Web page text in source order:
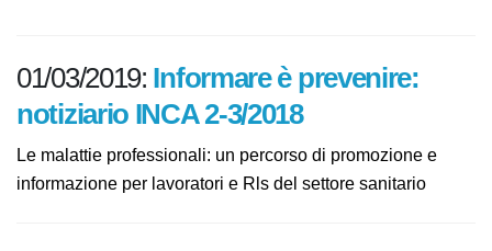
01/03/2019:Informare è prevenire:
notiziario INCA 2-3/2018
Le malattie professionali: un percorso di promozione e
informazione per lavoratori e Rls del settore sanitario